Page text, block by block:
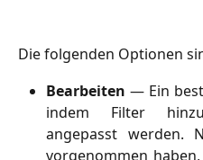
Die folgenden Optionen
Bearbeiten — Ein
indem Filter
angepasst werden.
vorgenommen